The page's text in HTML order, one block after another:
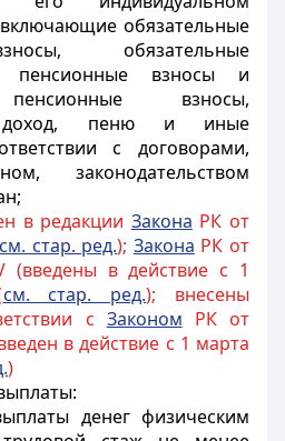
обязательные
обязательные
пенсионные взносы и
взносы,
доход, пеню и иные
с договорами,
законодательством
в редакции Закона РК от
см. стар. ред.); Закона РК от
(введены в действие с 1
см. стар. ред.); внесены
с Законом РК от
в действие с 1 марта
)
денег физическим